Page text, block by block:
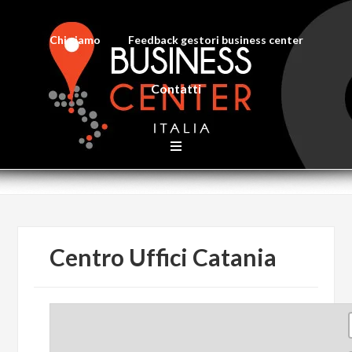
Chi siamo Feedback gestori business center
Contatti
Centro Uffici Catania